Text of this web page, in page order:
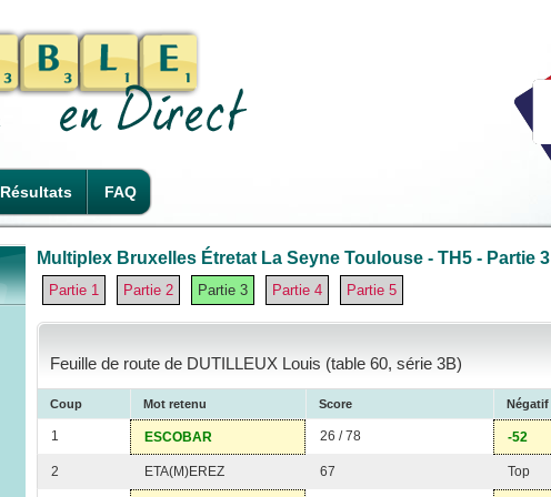
Résultats FAQ
Multiplex Bruxelles Étretat La Seyne Toulouse - TH5 - Partie 3
Partie 1 Partie 2 Partie 3 Partie 4 Partie 5
Feuille de route de DUTILLEUX Louis (table 60, série 3B)
Coup Mot retenu Score Négatif
1 ESCOBAR 26 / 78 -52
2 ETA(M)EREZ 67 Top